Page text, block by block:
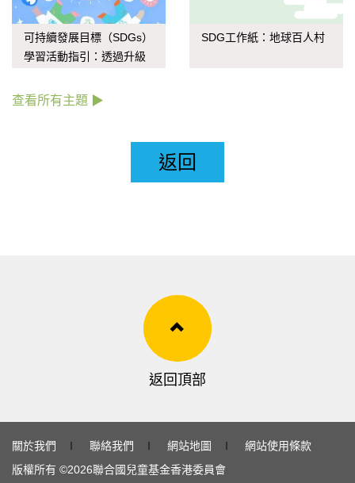
可持續發展目標（SDGs）
學習活動指引：透過升級
SDG工作紙：地球百人村
查看所有主題 ▶
返回
返回頂部
關於我們 ∣ 聯絡我們 ∣ 網站地圖 ∣
網站使用條款
版權所有 ©2026聯合國兒童基金香港委員會